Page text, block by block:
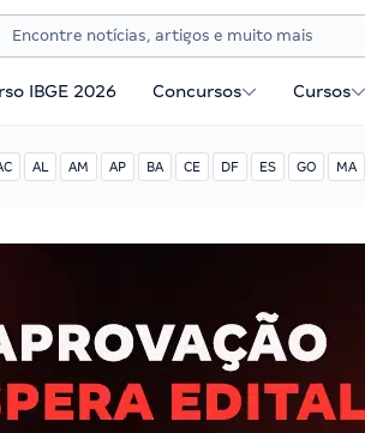
IBGE 2026 Concursos Cursos
AL AM AP BA CE DF ES GO MA